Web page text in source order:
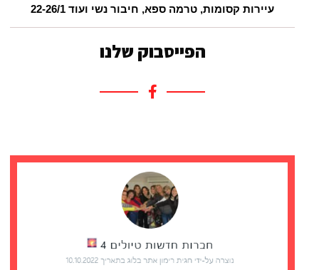
עיירות קסומות, טרמה ספא, חיבור נשי ועוד 22-26/1
הפייסבוק שלנו